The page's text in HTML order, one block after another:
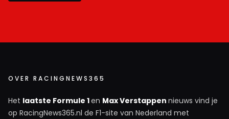
OVER RACINGNEWS365
Het laatste Formule 1en Max Verstappen nieuws vind je
op RacingNews365.nl de F1-site van Nederland met